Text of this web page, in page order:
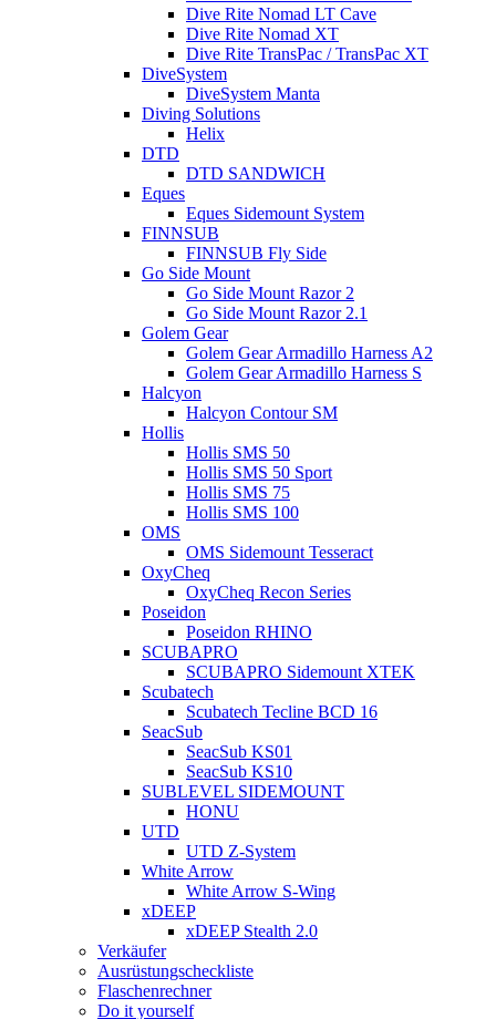
Dive Rite Nomad LT Cave
Dive Rite Nomad XT
Dive Rite TransPac / TransPac XT
DiveSystem
DiveSystem Manta
Diving Solutions
Helix
DTD
DTD SANDWICH
Eques
Eques Sidemount System
FINNSUB
FINNSUB Fly Side
Go Side Mount
Go Side Mount Razor 2
Go Side Mount Razor 2.1
Golem Gear
Golem Gear Armadillo Harness A2
Golem Gear Armadillo Harness S
Halcyon
Halcyon Contour SM
Hollis
Hollis SMS 50
Hollis SMS 50 Sport
Hollis SMS 75
Hollis SMS 100
OMS
OMS Sidemount Tesseract
OxyCheq
OxyCheq Recon Series
Poseidon
Poseidon RHINO
SCUBAPRO
SCUBAPRO Sidemount XTEK
Scubatech
Scubatech Tecline BCD 16
SeacSub
SeacSub KS01
SeacSub KS10
SUBLEVEL SIDEMOUNT
HONU
UTD
UTD Z-System
White Arrow
White Arrow S-Wing
xDEEP
xDEEP Stealth 2.0
Verkäufer
Ausrüstungscheckliste
Flaschenrechner
Do it yourself